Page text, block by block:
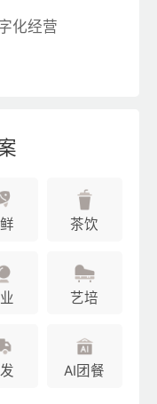
化经营
茶饮
艺培
AI团餐